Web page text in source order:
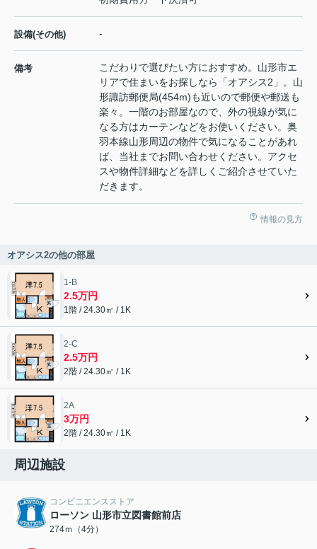
設備(その他) -
備考
こだわりで選びたい方におすすめ。山形市エ
リアで住まいをお探しなら「オアシス2」。山
形諏訪郵便局(454m)も近いので郵便や郵送も
楽々。一階のお部屋なので、外の視線が気に
なる方はカーテンなどをお使いください。奥
羽本線山形周辺の物件で気になることがあれ
ば、当社までお問い合わせください。アクセ
スや物件詳細などを詳しくご紹介させていた
だきます。
情報の見方
オアシス2の他の部屋
1-B
2.5万円
1階 / 24.30㎡ / 1K
2-C
2.5万円
2階 / 24.30㎡ / 1K
2A
3万円
2階 / 24.30㎡ / 1K
周辺施設
コンビニエンスストア
ローソン 山形市立図書館前店
274ｍ（4分）